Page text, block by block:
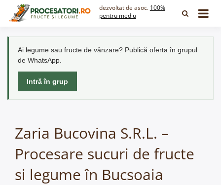
dezvoltat de asoc. 100%
pentru mediu
Ai legume sau fructe de vânzare? Publică oferta în grupul
de WhatsApp.
Intră în grup
Zaria Bucovina S.R.L. –
Procesare sucuri de fructe
si legume în Bucsoaia